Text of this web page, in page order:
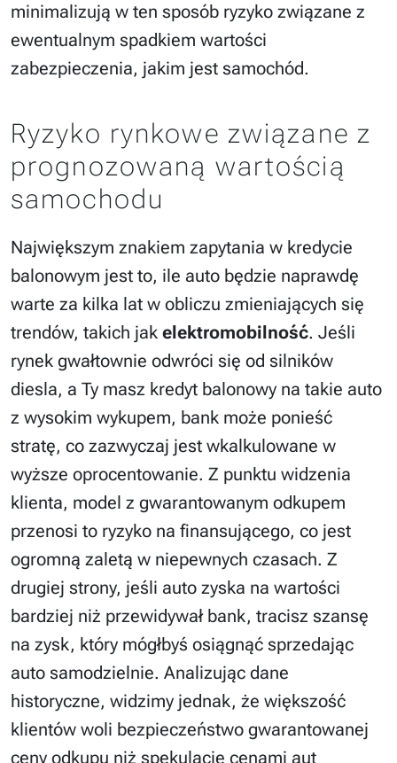
minimalizują w ten sposób ryzyko związane z
ewentualnym spadkiem wartości
zabezpieczenia, jakim jest samochód.
Ryzyko rynkowe związane z
prognozowaną wartością
samochodu
Największym znakiem zapytania w kredycie
balonowym jest to, ile auto będzie naprawdę
warte za kilka lat w obliczu zmieniających się
trendów, takich jak elektromobilność. Jeśli
rynek gwałtownie odwróci się od silników
diesla, a Ty masz kredyt balonowy na takie auto
z wysokim wykupem, bank może ponieść
stratę, co zazwyczaj jest wkalkulowane w
wyższe oprocentowanie. Z punktu widzenia
klienta, model z gwarantowanym odkupem
przenosi to ryzyko na finansującego, co jest
ogromną zaletą w niepewnych czasach. Z
drugiej strony, jeśli auto zyska na wartości
bardziej niż przewidywał bank, tracisz szansę
na zysk, który mógłbyś osiągnąć sprzedając
auto samodzielnie. Analizując dane
historyczne, widzimy jednak, że większość
klientów woli bezpieczeństwo gwarantowanej
ceny odkupu niż spekulację cenami aut